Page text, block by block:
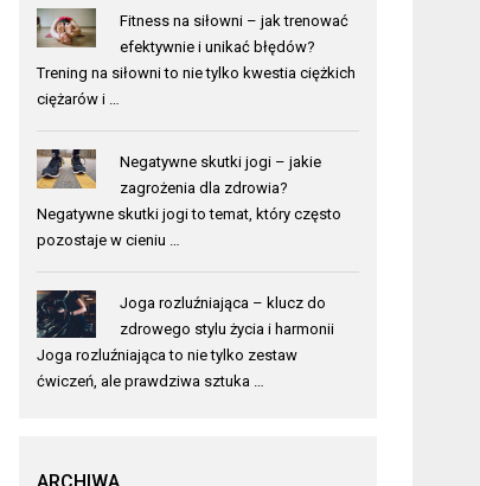
Fitness na siłowni – jak trenować
efektywnie i unikać błędów?
Trening na siłowni to nie tylko kwestia ciężkich
ciężarów i …
Negatywne skutki jogi – jakie
zagrożenia dla zdrowia?
Negatywne skutki jogi to temat, który często
pozostaje w cieniu …
Joga rozluźniająca – klucz do
zdrowego stylu życia i harmonii
Joga rozluźniająca to nie tylko zestaw
ćwiczeń, ale prawdziwa sztuka …